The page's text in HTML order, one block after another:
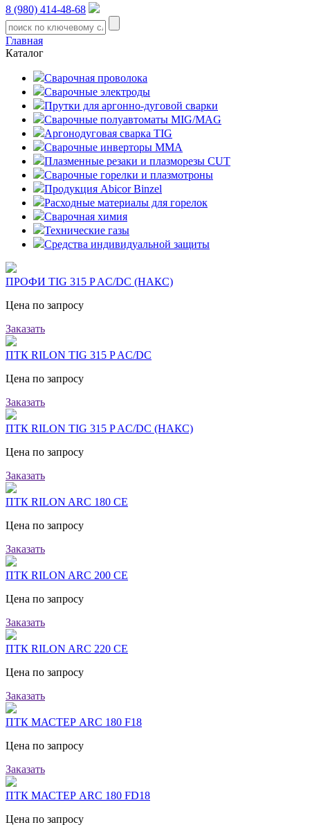
8 (980) 414-48-68
Главная
Каталог
Сварочная проволока
Сварочные электроды
Прутки для аргонно-дуговой сварки
Сварочные полуавтоматы MIG/MAG
Аргонодуговая сварка TIG
Сварочные инверторы MMA
Плазменные резаки и плазморезы CUT
Сварочные горелки и плазмотроны
Продукция Abicor Binzel
Расходные материалы для горелок
Сварочная химия
Технические газы
Средства индивидуальной защиты
ПРОФИ TIG 315 P AC/DC (НАКС)
Цена по запросу
Заказать
ПТК RILON TIG 315 P AC/DC
Цена по запросу
Заказать
ПТК RILON TIG 315 P AC/DC (НАКС)
Цена по запросу
Заказать
ПТК RILON ARC 180 CE
Цена по запросу
Заказать
ПТК RILON ARC 200 CE
Цена по запросу
Заказать
ПТК RILON ARC 220 CE
Цена по запросу
Заказать
ПТК МАСТЕР ARC 180 F18
Цена по запросу
Заказать
ПТК МАСТЕР ARC 180 FD18
Цена по запросу